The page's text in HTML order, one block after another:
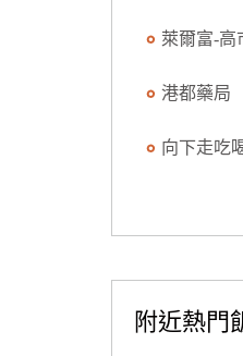
萊爾富-高
港都藥局
向下走吃
附近熱門